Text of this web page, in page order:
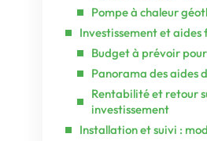
Pompe à chaleur
Investissement et aides
Budget à prévoir
Panorama des aides
Rentabilité et retour
investissement
Installation et suivi :